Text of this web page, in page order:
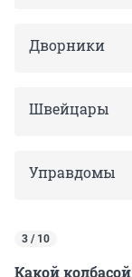
Дворники
Швейцары
Управдомы
3 / 10
Какой